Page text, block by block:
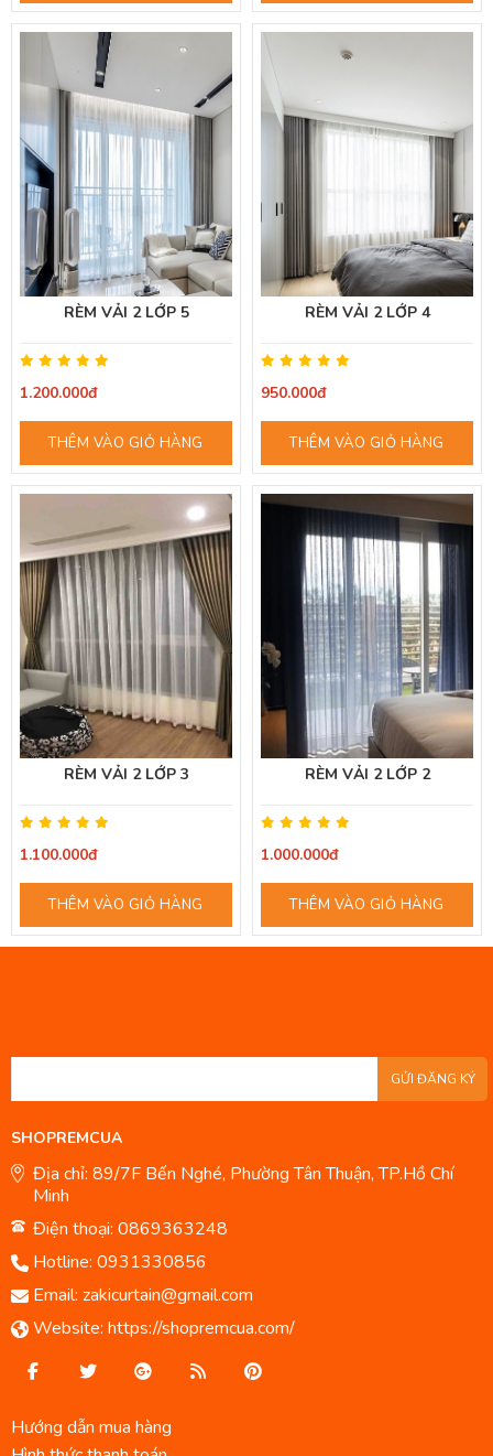
RÈM VẢI 2 LỚP 5
1.200.000đ
THÊM VÀO GIỎ HÀNG
RÈM VẢI 2 LỚP 4
950.000đ
THÊM VÀO GIỎ HÀNG
RÈM VẢI 2 LỚP 3
1.100.000đ
THÊM VÀO GIỎ HÀNG
RÈM VẢI 2 LỚP 2
1.000.000đ
THÊM VÀO GIỎ HÀNG
GỬI ĐĂNG KÝ
SHOPREMCUA
Địa chỉ: 89/7F Bến Nghé, Phường Tân Thuận, TP.Hồ Chí
Minh
Điện thoại: 0869363248
Hotline: 0931330856
Email: zakicurtain@gmail.com
Website: https://shopremcua.com/
Hướng dẫn mua hàng